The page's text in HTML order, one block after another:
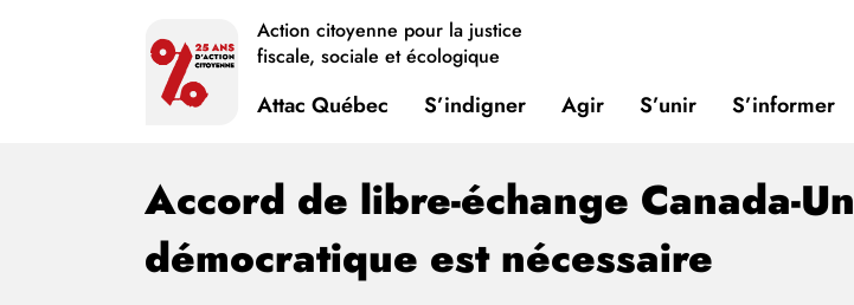
Action citoyenne pour la justice
fiscale, sociale et écologique
Attac Québec S’indigner Agir S’unir S’informer
Accord de libre-échange Canada-
démocratique est nécessaire